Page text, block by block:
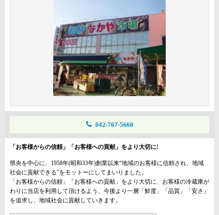
042-767-5660
「お客様からの信頼」「お客様への貢献」をより大切に!
県央を中心に、1958年(昭和33年)創業以来“地域のお客様に信頼され、地域
社会に貢献できる”をモットーにしてまいりました。
「お客様からの信頼」「お客様への貢献」をより大切に、お客様の冷蔵庫が
わりに当店を利用して頂けるよう、今後より一層「鮮度」「品質」「安さ」
を追求し、地域社会に貢献していきます。